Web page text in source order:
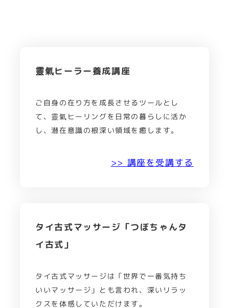
靈氣ヒーラー養成講座
ご自身の在り方を成長させるツールとし
て、靈氣ヒーリングを日常の暮らしに活か
し、潜在意識の根深い領域を癒します。
>> 講座を受講する
タイ古式マッサージ「つぼちゃんタ
イ古式」
タイ古式マッサージは「世界で一番気持ち
いいマッサージ」とも言われ、深いリラッ
クスを体感していただけます。